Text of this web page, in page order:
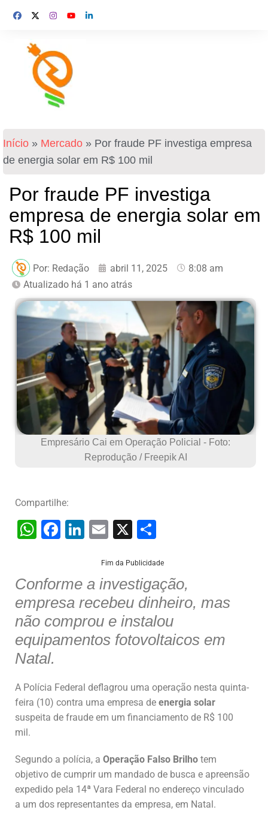
Início » Mercado » Por fraude PF investiga empresa
de energia solar em R$ 100 mil
Por fraude PF investiga
empresa de energia solar em
R$ 100 mil
Por: Redação abril 11, 2025
8:08 am
Atualizado há 1 ano atrás
Empresário Cai em Operação Policial - Foto:
Reprodução / Freepik AI
Compartilhe:
W
s
A
p
p
F
e
b
o
o
Li
e
dI
n
E
ai
l
X
ar
e
Fim da Publicidade
Conforme a investigação,
empresa recebeu dinheiro, mas
não comprou e instalou
equipamentos fotovoltaicos em
Natal.
A Polícia Federal deflagrou uma operação nesta quinta-
feira (10) contra uma empresa de energia solar
suspeita de fraude em um financiamento de R$ 100
mil.
Segundo a polícia, a Operação Falso Brilho tem
objetivo de cumprir um mandado de busca e apreensão
expedido pela 14ª Vara Federal no endereço vinculado
a um dos representantes da empresa, em Natal.